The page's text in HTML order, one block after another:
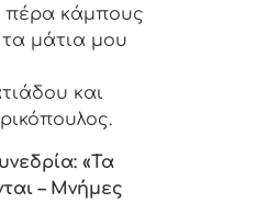
πέρα κάμπους
μάτια μου
και
«Τα
– Μνήμες